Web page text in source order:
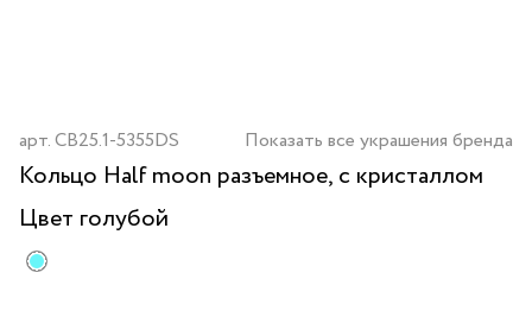
арт.CB25.1-5355DS Показать все украшения бренда
Кольцо Half moon разъемное, с кристаллом
Цвет голубой